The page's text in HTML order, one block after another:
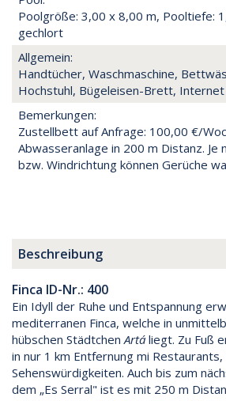
Poolgröße: 3,00 x 8,00 m, Pooltiefe:
gechlort
Allgemein:
Handtücher, Waschmaschine,
Hochstuhl, Bügeleisen-Brett, Internet
Bemerkungen:
Zustellbett auf Anfrage: 100,00 €/
Abwasseranlage in 200 m Distanz. Je
bzw. Windrichtung können Gerüche
Beschreibung
Finca ID-Nr.: 400
Ein Idyll der Ruhe und Entspannung
mediterranen Finca, welche in
hübschen Städtchen Artá liegt. Zu Fuß
in nur 1 km Entfernung mi
Sehenswürdigkeiten. Auch bis zum
dem „Es Serral" ist es mit 250 m